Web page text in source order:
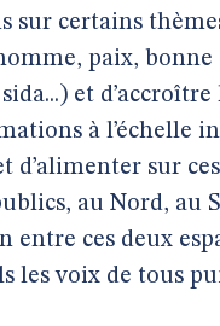
sur certains
paix, bonne
et
à l’échelle
d’alimenter sur
au Nord, au
entre ces deux
les voix de tous